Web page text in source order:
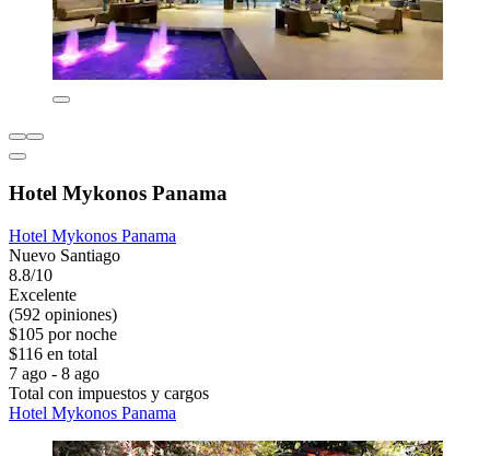
Hotel Mykonos Panama
Hotel Mykonos Panama
Nuevo Santiago
8.8/10
Excelente
(592 opiniones)
$105 por noche
$116 en total
7 ago - 8 ago
Total con impuestos y cargos
Hotel Mykonos Panama